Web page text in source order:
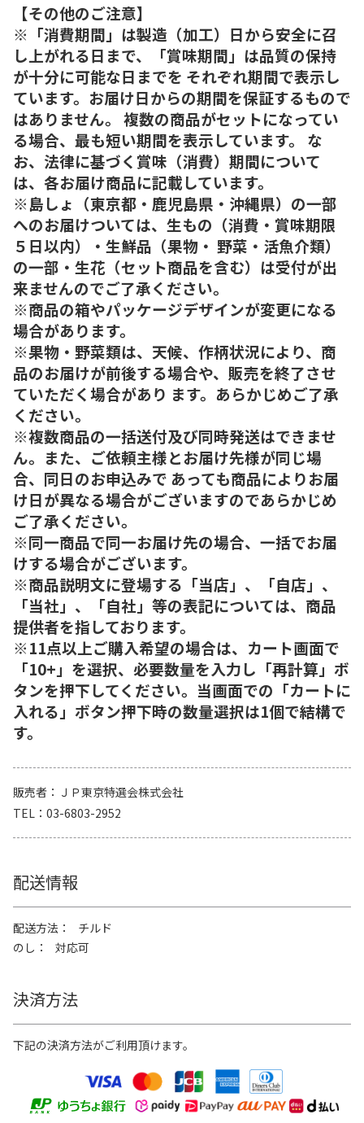
【その他のご注意】
※「消費期間」は製造（加工）日から安全に召
し上がれる日まで、「賞味期間」は品質の保持
が十分に可能な日までを それぞれ期間で表示し
ています。お届け日からの期間を保証するもので
はありません。 複数の商品がセットになってい
る場合、最も短い期間を表示しています。 な
お、法律に基づく賞味（消費）期間について
は、各お届け商品に記載しています。
※島しょ（東京都・鹿児島県・沖縄県）の一部
へのお届けついては、生もの（消費・賞味期限
５日以内）・生鮮品（果物・ 野菜・活魚介類）
の一部・生花（セット商品を含む）は受付が出
来ませんのでご了承ください。
※商品の箱やパッケージデザインが変更になる
場合があります。
※果物・野菜類は、天候、作柄状況により、商
品のお届けが前後する場合や、販売を終了させ
ていただく場合があり ます。あらかじめご了承
ください。
※複数商品の一括送付及び同時発送はできませ
ん。また、ご依頼主様とお届け先様が同じ場
合、同日のお申込みで あっても商品によりお届
け日が異なる場合がございますのであらかじめ
ご了承ください。
※同一商品で同一お届け先の場合、一括でお届
けする場合がございます。
※商品説明文に登場する「当店」、「自店」、
「当社」、「自社」等の表記については、商品
提供者を指しております。
※11点以上ご購入希望の場合は、カート画面で
「10+」を選択、必要数量を入力し「再計算」ボ
タンを押下してください。当画面での「カートに
入れる」ボタン押下時の数量選択は1個で結構で
す。
販売者
ＪＰ東京特選会株式会社
TEL
03-6803-2952
配送情報
配送方法
チルド
のし
対応可
決済方法
下記の決済方法がご利用頂けます。